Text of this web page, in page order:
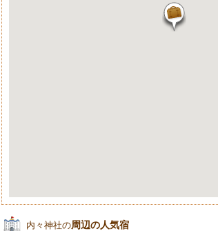
内々神社の周辺の人気宿